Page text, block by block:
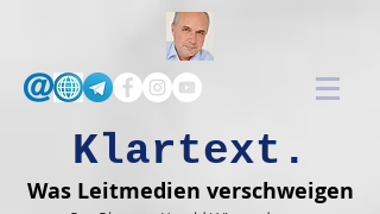
Klartext.
Was Leitmedien verschweigen